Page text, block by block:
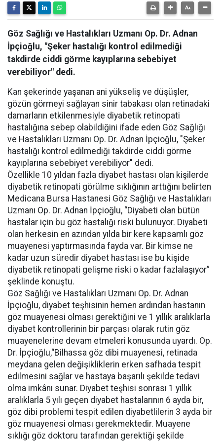
Göz Sağlığı ve Hastalıkları Uzmanı Op. Dr. Adnan
İpçioğlu, "Şeker hastalığı kontrol edilmediği
takdirde ciddi görme kayıplarına sebebiyet
verebiliyor" dedi.
Kan şekerinde yaşanan ani yükseliş ve düşüşler,
gözün görmeyi sağlayan sinir tabakası olan retinadaki
damarların etkilenmesiyle diyabetik retinopati
hastalığına sebep olabildiğini ifade eden Göz Sağlığı
ve Hastalıkları Uzmanı Op. Dr. Adnan İpçioğlu, "Şeker
hastalığı kontrol edilmediği takdirde ciddi görme
kayıplarına sebebiyet verebiliyor" dedi.
Özellikle 10 yıldan fazla diyabet hastası olan kişilerde
diyabetik retinopati görülme sıklığının arttığını belirten
Medicana Bursa Hastanesi Göz Sağlığı ve Hastalıkları
Uzmanı Op. Dr. Adnan İpçioğlu, “Diyabeti olan bütün
hastalar için bu göz hastalığı riski bulunuyor. Diyabeti
olan herkesin en azından yılda bir kere kapsamlı göz
muayenesi yaptırmasında fayda var. Bir kimse ne
kadar uzun süredir diyabet hastası ise bu kişide
diyabetik retinopati gelişme riski o kadar fazlalaşıyor”
şeklinde konuştu.
Göz Sağlığı ve Hastalıkları Uzmanı Op. Dr. Adnan
İpçioğlu, diyabet teşhisinin hemen ardından hastanın
göz muayenesi olması gerektiğini ve 1 yıllık aralıklarla
diyabet kontrollerinin bir parçası olarak rutin göz
muayenelerine devam etmeleri konusunda uyardı. Op.
Dr. İpçioğlu,“Bilhassa göz dibi muayenesi, retinada
meydana gelen değişikliklerin erken safhada tespit
edilmesini sağlar ve hastaya başarılı şekilde tedavi
olma imkânı sunar. Diyabet teşhisi sonrası 1 yıllık
aralıklarla 5 yılı geçen diyabet hastalarının 6 ayda bir,
göz dibi problemi tespit edilen diyabetlilerin 3 ayda bir
göz muayenesi olması gerekmektedir. Muayene
sıklığı göz doktoru tarafından gerektiği şekilde